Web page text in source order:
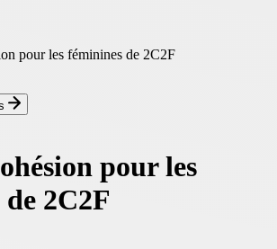
pour les féminines de 2C2F
pour les
2C2F